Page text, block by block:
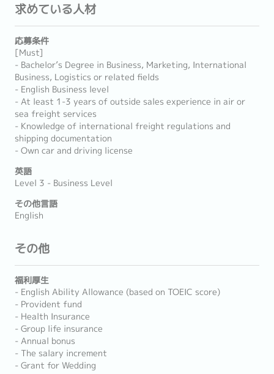
求めている人材
応募条件
[Must]
- Bachelor’s Degree in Business, Marketing, International
Business, Logistics or related fields
- English Business level
- At least 1-3 years of outside sales experience in air or
sea freight services
- Knowledge of international freight regulations and
shipping documentation
- Own car and driving license
英語
Level 3 - Business Level
その他言語
English
その他
福利厚生
- English Ability Allowance (based on TOEIC score)
- Provident fund
- Health Insurance
- Group life insurance
- Annual bonus
- The salary increment
- Grant for Wedding